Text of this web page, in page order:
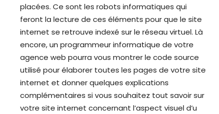
placées. Ce sont les robots informatiques qui
feront la lecture de ces éléments pour que le site
internet se retrouve indexé sur le réseau virtuel. Là
encore, un programmeur informatique de votre
agence web pourra vous montrer le code source
utilisé pour élaborer toutes les pages de votre site
internet et donner quelques explications
complémentaires si vous souhaitez tout savoir sur
votre site internet concernant l’aspect visuel d’u